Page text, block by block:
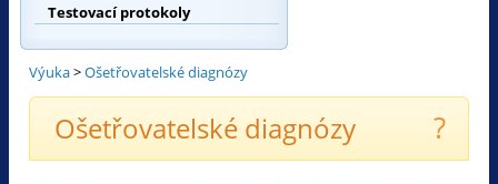
Testovací protokoly
Výuka>Ošetřovatelské diagnózy
Ošetřovatelské diagnózy ?